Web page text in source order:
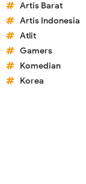
Artis Barat
Artis Indonesia
Atlit
Gamers
Komedian
Korea